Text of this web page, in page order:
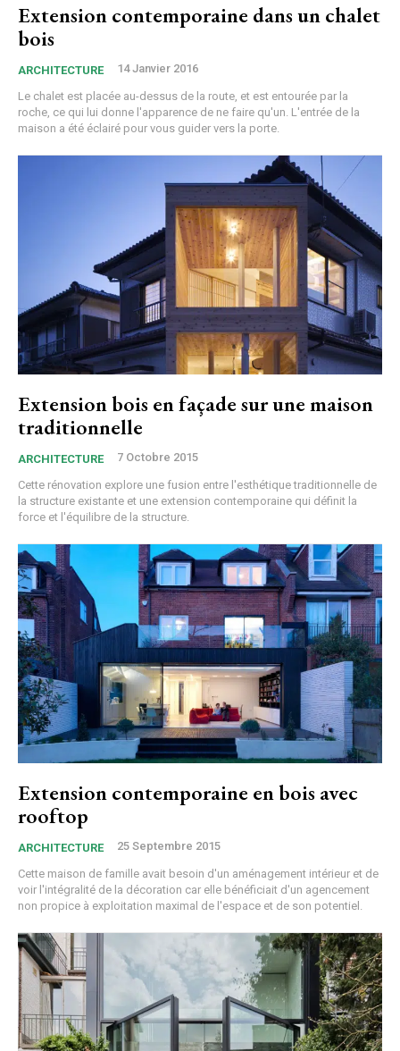
Extension contemporaine dans un chalet
bois
ARCHITECTURE 14 Janvier 2016
Le chalet est placée au-dessus de la route, et est entourée par la
roche, ce qui lui donne l'apparence de ne faire qu'un. L'entrée de la
maison a été éclairé pour vous guider vers la porte.
Extension bois en façade sur une maison
traditionnelle
ARCHITECTURE 7 Octobre 2015
Cette rénovation explore une fusion entre l'esthétique traditionnelle de
la structure existante et une extension contemporaine qui définit la
force et l'équilibre de la structure.
Extension contemporaine en bois avec
rooftop
ARCHITECTURE 25 Septembre 2015
Cette maison de famille avait besoin d'un aménagement intérieur et de
voir l'intégralité de la décoration car elle bénéficiait d'un agencement
non propice à exploitation maximal de l'espace et de son potentiel.